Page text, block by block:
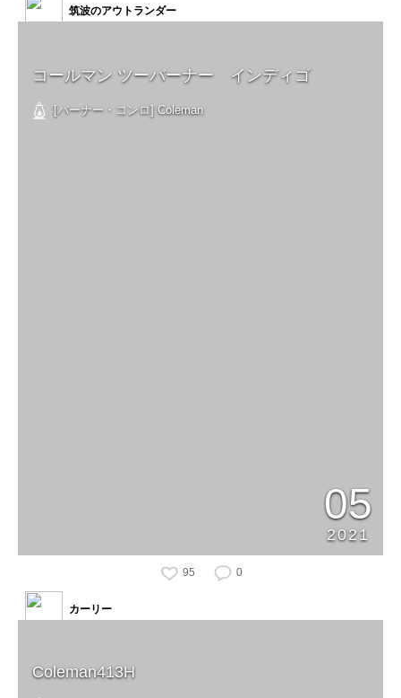
コールマン ツーバーナー インディゴ
[バーナー・コンロ] Coleman
05
2021
筑波のアウトランダー
95 0
Coleman413H
カーリー